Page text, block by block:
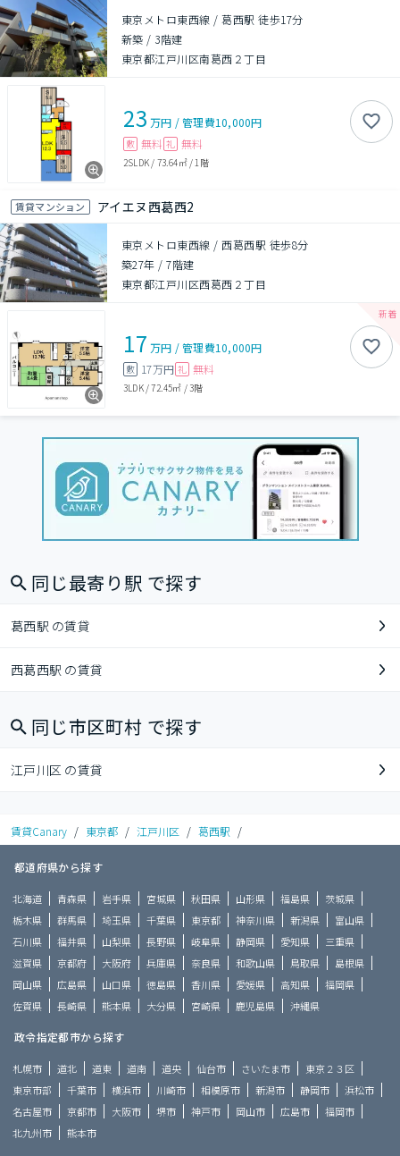
東京メトロ東西線 / 葛西駅 徒歩17分
新築 / 3階建
東京都江戸川区南葛西２丁目
23 万円 /管理費10,000円
敷 無料 礼 無料
2SLDK / 73.64㎡/ 1階
賃貸マンション アイエヌ西葛西2
東京メトロ東西線 / 西葛西駅 徒歩8分
築27年 /7階建
東京都江戸川区西葛西２丁目
17 万円 /管理費10,000円
敷 17万円 礼 無料
3LDK/72.45㎡ /3階
同じ最寄り駅 で探す
葛西駅 の賃貸
西葛西駅 の賃貸
同じ市区町村 で探す
江戸川区 の賃貸
賃貸Canary / 東京都 / 江戸川区 / 葛西駅 /
都道府県から探す
北海道 青森県 岩手県 宮城県 秋田県 山形県 福島県
茨城県
栃木県
群馬県 埼玉県 千葉県 東京都 神奈川県 新潟県
富山県
石川県
福井県 山梨県 長野県 岐阜県 静岡県 愛知県
三重県
滋賀県
京都府 大阪府 兵庫県 奈良県 和歌山県 鳥取県
島根県
岡山県
広島県 山口県 徳島県 香川県 愛媛県 高知県
福岡県
佐賀県
長崎県 熊本県 大分県 宮崎県 鹿児島県 沖縄県
政令指定都市から探す
札幌市 道北 道東 道南 道央 仙台市 さいたま市
東京２３区
東京市部
千葉市 横浜市 川崎市 相模原市 新潟市 静岡市
浜松市
名古屋市
京都市 大阪市 堺市 神戸市 岡山市 広島市
福岡市
北九州市
熊本市